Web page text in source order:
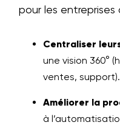
pour les
Centraliser
une vision 360°
ventes, support).
Améliorer la
à